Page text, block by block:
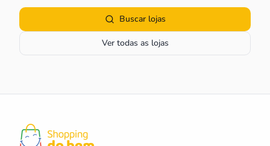
Buscar lojas
Ver todas as lojas